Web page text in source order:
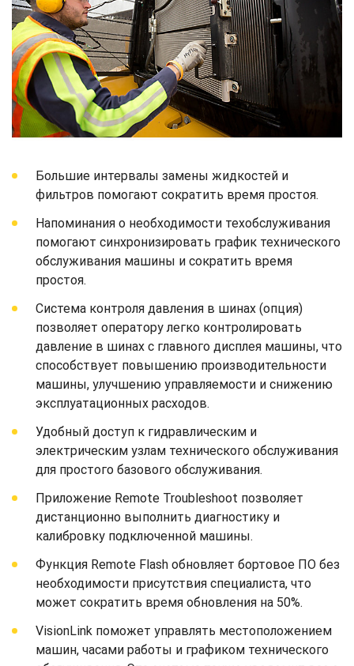
Большие интервалы замены жидкостей и
фильтров помогают сократить время простоя.
Напоминания о необходимости техобслуживания
помогают синхронизировать график технического
обслуживания машины и сократить время
простоя.
Система контроля давления в шинах (опция)
позволяет оператору легко контролировать
давление в шинах с главного дисплея машины, что
способствует повышению производительности
машины, улучшению управляемости и снижению
эксплуатационных расходов.
Удобный доступ к гидравлическим и
электрическим узлам технического обслуживания
для простого базового обслуживания.
Приложение Remote Troubleshoot позволяет
дистанционно выполнить диагностику и
калибровку подключенной машины.
Функция Remote Flash обновляет бортовое ПО без
необходимости присутствия специалиста, что
может сократить время обновления на 50%.
VisionLink поможет управлять местоположением
машин, часами работы и графиком технического